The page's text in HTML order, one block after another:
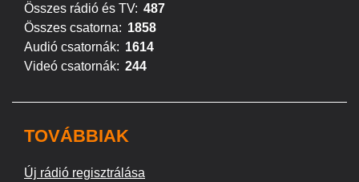
Összes rádió és TV: 487
Összes csatorna: 1858
Audió csatornák: 1614
Videó csatornák: 244
TOVÁBBIAK
Új rádió regisztrálása